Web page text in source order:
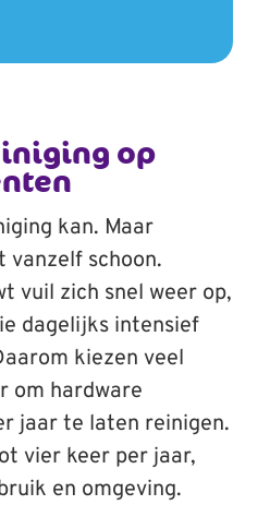
op
kan. Maar
schoon.
vuil zich snel weer op,
dagelijks intensief
kiezen veel
om hardware
jaar te laten reinigen.
vier keer per jaar,
en omgeving.